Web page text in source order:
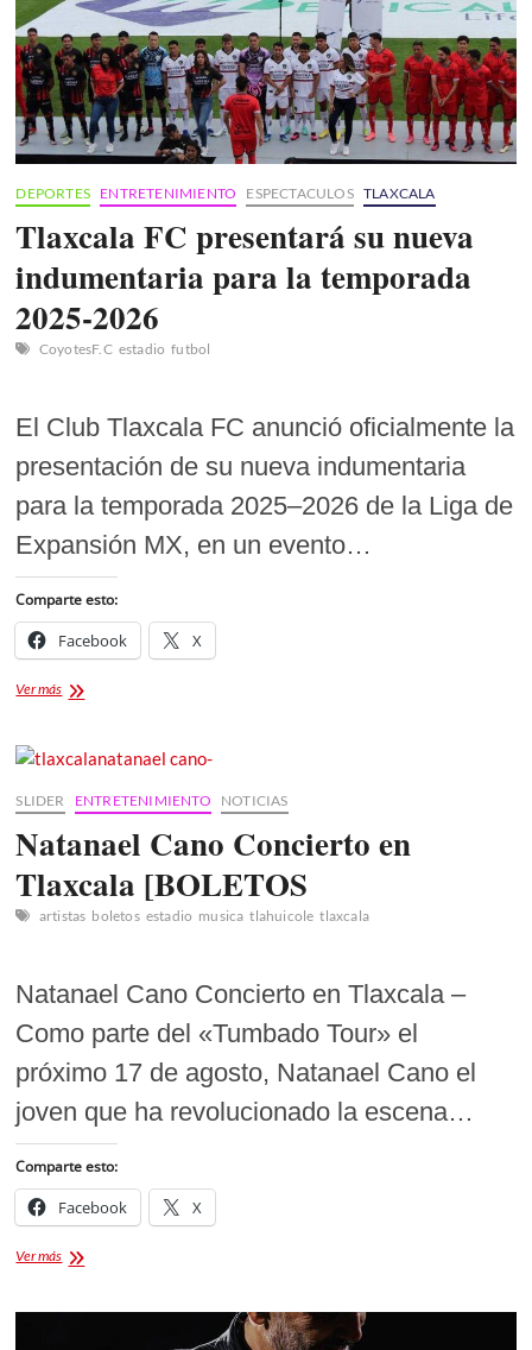
DEPORTES ENTRETENIMIENTO ESPECTACULOS TLAXCALA
Tlaxcala FC presentará su nueva
indumentaria para la temporada
2025-2026
CoyotesF.C estadio futbol
El Club Tlaxcala FC anunció oficialmente la
presentación de su nueva indumentaria
para la temporada 2025–2026 de la Liga de
Expansión MX, en un evento…
Comparte esto:
Facebook X
Ver másTlaxcala
indumentaria
para
la
temporada
2025-
2026
SLIDER ENTRETENIMIENTO NOTICIAS
Natanael Cano Concierto en
Tlaxcala [BOLETOS
artistas boletos estadio musica tlahuicole tlaxcala
Natanael Cano Concierto en Tlaxcala –
Como parte del «Tumbado Tour» el
próximo 17 de agosto, Natanael Cano el
joven que ha revolucionado la escena…
Comparte esto:
Facebook X
Ver másNatanael
en